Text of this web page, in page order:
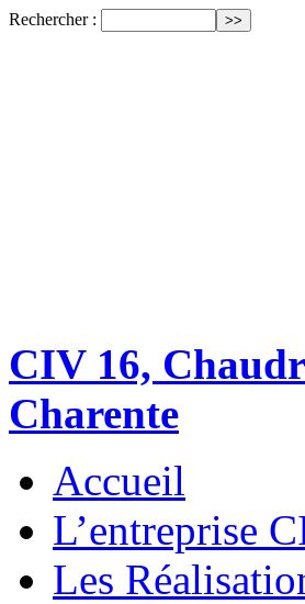
Rechercher :
CIV 16,
Charente
Accueil
L’entreprise
Les